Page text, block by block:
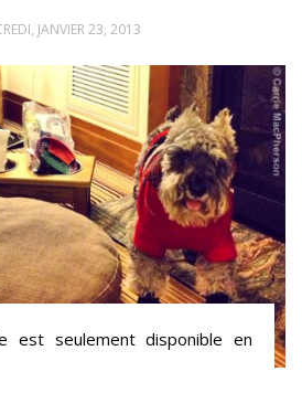
JANVIER 23, 2013
est seulement disponible en